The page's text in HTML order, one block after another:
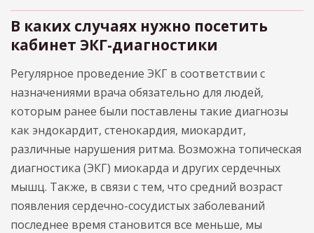
В каких случаях нужно посетить
кабинет ЭКГ-диагностики
Регулярное проведение ЭКГ в соответствии с
назначениями врача обязательно для людей,
которым ранее были поставлены такие диагнозы
как эндокардит, стенокардия, миокардит,
различные нарушения ритма. Возможна топическая
диагностика (ЭКГ) миокарда и других сердечных
мышц. Также, в связи с тем, что средний возраст
появления сердечно-сосудистых заболеваний
последнее время становится все меньше, мы